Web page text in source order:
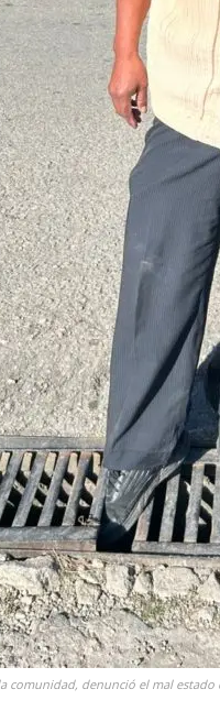
comunidad, denunció el mal